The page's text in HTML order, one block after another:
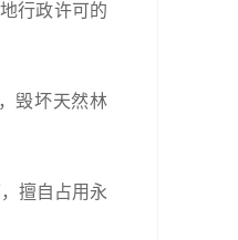
行政许可的
毁坏天然林
擅自占用永